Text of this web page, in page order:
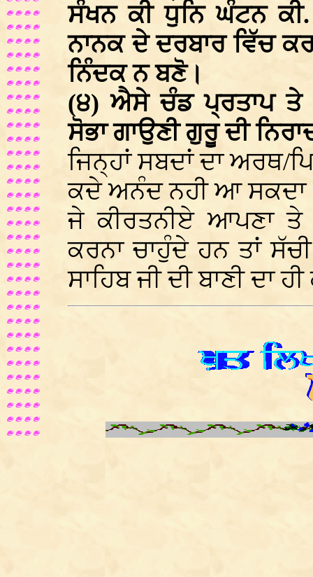
ਸੰਖਨ ਕੀ ਧੁਨਿ ਘੰਟਨ
ਨਾਨਕ ਦੇ ਦਰਬਾਰ ਵਿੱਚ
ਨਿੰਦਕ ਨ ਬਣੋ।
(੪) ਐਸੇ ਚੰਡ ਪ੍ਰਤਾਪ ਤੇ
ਸੋਭਾ ਗਾਉਣੀ ਗੁਰੂ ਦੀ
ਜਿਨ੍ਹਾਂ ਸਬਦਾਂ ਦਾ ਅਰਥ/
ਕਦੇ ਅਨੰਦ ਨਹੀ ਆ
ਜੇ ਕੀਰਤਨੀਏ ਆਪਣਾ ਤੇ
ਕਰਨਾ ਚਾਹੁੰਦੇ ਹਨ ਤਾਂ
ਸਾਹਿਬ ਜੀ ਦੀ ਬਾਣੀ ਦਾ